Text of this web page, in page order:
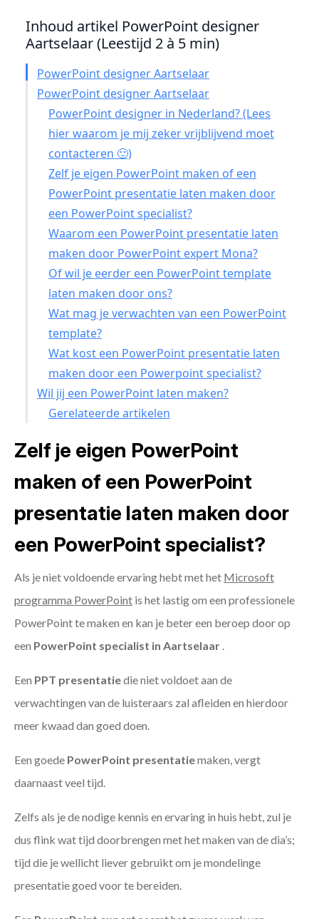
Inhoud artikel PowerPoint designer
Aartselaar (Leestijd 2 à 5 min)
PowerPoint designer Aartselaar
PowerPoint designer Aartselaar
PowerPoint designer in Nederland? (Lees
hier waarom je mij zeker vrijblijvend moet
contacteren 🙂)
Zelf je eigen PowerPoint maken of een
PowerPoint presentatie laten maken door
een PowerPoint specialist?
Waarom een PowerPoint presentatie laten
maken door PowerPoint expert Mona?
Of wil je eerder een PowerPoint template
laten maken door ons?
Wat mag je verwachten van een PowerPoint
template?
Wat kost een PowerPoint presentatie laten
maken door een Powerpoint specialist?
Wil jij een PowerPoint laten maken?
Gerelateerde artikelen
Zelf je eigen PowerPoint
maken of een PowerPoint
presentatie laten maken door
een PowerPoint specialist?
Als je niet voldoende ervaring hebt met het Microsoft
programma PowerPoint is het lastig om een professionele
PowerPoint te maken en kan je beter een beroep door op
een PowerPoint specialist in Aartselaar .
Een PPT presentatiedie niet voldoet aan de
verwachtingen van de luisteraars zal afleiden en hierdoor
meer kwaad dan goed doen.
Een goede PowerPoint presentatiemaken, vergt
daarnaast veel tijd.
Zelfs als je de nodige kennis en ervaring in huis hebt, zul je
dus flink wat tijd doorbrengen met het maken van de dia’s;
tijd die je wellicht liever gebruikt om je mondelinge
presentatie goed voor te bereiden.